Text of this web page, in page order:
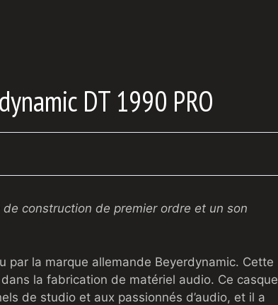
DT 1990 PRO
construction de premier ordre et un son
par la marque allemande Beyerdynamic. Cette
la fabrication de matériel audio. Ce casque
de studio et aux passionnés d’audio, et il a